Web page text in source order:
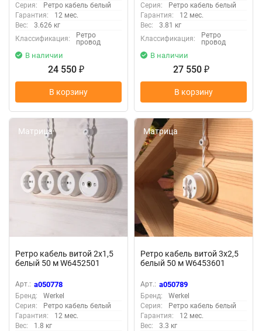
Серия:
Ретро кабель белый
Гарантия:
12 мес.
Вес:
3.626 кг
Классификация:
Ретро
провод
В наличии
24 550 ₽
В корзину
Серия:
Ретро кабель белый
Гарантия:
12 мес.
Вес:
3.81 кг
Классификация:
Ретро
провод
В наличии
27 550 ₽
В корзину
Матрица
Ретро кабель витой 2х1,5
белый 50 м W6452501
Арт.: a050778
Бренд:
Werkel
Серия:
Ретро кабель белый
Гарантия:
12 мес.
Вес:
1.8 кг
Матрица
Ретро кабель витой 3х2,5
белый 50 м W6453601
Арт.: a050789
Бренд:
Werkel
Серия:
Ретро кабель белый
Гарантия:
12 мес.
Вес:
3.3 кг